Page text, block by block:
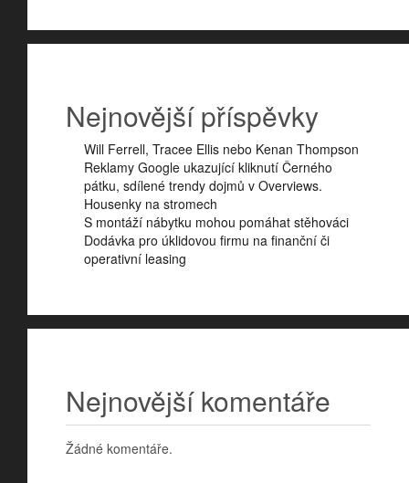
Nejnovější příspěvky
Will Ferrell, Tracee Ellis nebo Kenan Thompson
Reklamy Google ukazující kliknutí Černého
pátku, sdílené trendy dojmů v Overviews.
Housenky na stromech
S montáží nábytku mohou pomáhat stěhováci
Dodávka pro úklidovou firmu na finanční či
operativní leasing
Nejnovější komentáře
Žádné komentáře.